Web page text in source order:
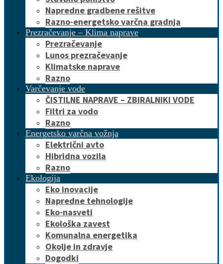
Napredne gradbene rešitve
Razno-energetsko varčna gradnja
Prezračevanje – Klima naprave
Prezračevanje
Lunos prezračevanje
Klimatske naprave
Razno
Varčevanje vode
ČISTILNE NAPRAVE – ZBIRALNIKI VODE
Filtri za vodo
Razno
Energetsko varčna vožnja
Električni avto
Hibridna vozila
Razno
Ekologija
Eko inovacije
Napredne tehnologije
Eko-nasveti
Ekološka zavest
Komunalna energetika
Okolje in zdravje
Dogodki